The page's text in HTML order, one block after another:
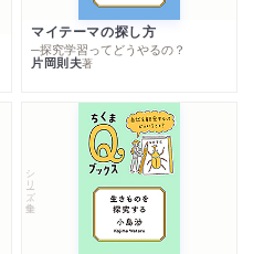
マイテーマの探し方
─探究学習ってどうやるの？
片岡則夫著
シリーズ・全集